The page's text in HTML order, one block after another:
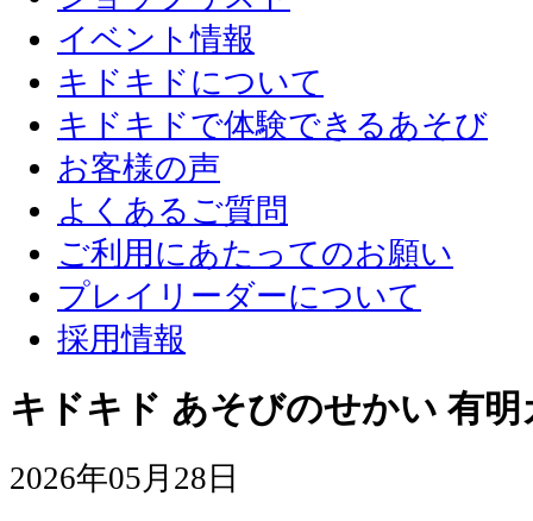
イベント情報
キドキドについて
キドキドで体験できるあそび
お客様の声
よくあるご質問
ご利用にあたってのお願い
プレイリーダーについて
採用情報
キドキド あそびのせかい 有
2026年05月28日